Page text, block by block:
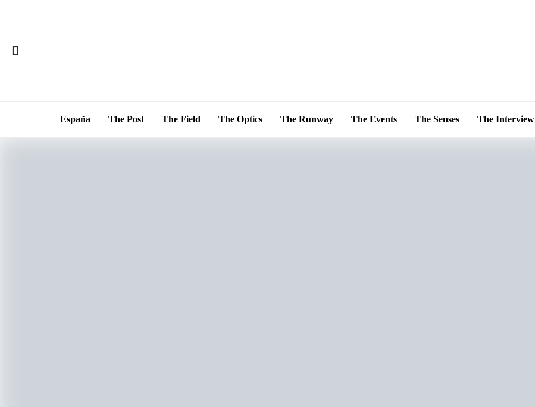
España The Post The Field The Optics The Runway The Events The Senses The Interview